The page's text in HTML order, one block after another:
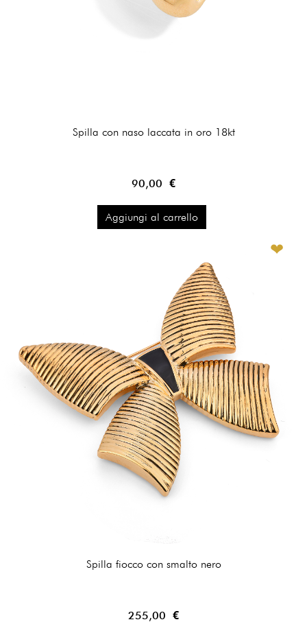
Spilla con naso laccata in oro 18kt
90,00 €
Aggiungi al carrello
Spilla fiocco con smalto nero
255,00 €